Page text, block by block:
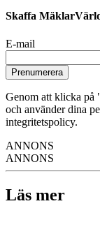
Skaffa
E-mail
Prenumerera
Genom att klicka på
och använder dina
integritetspolicy.
ANNONS
ANNONS
Läs mer